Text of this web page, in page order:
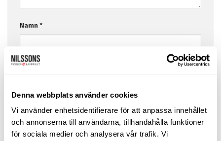
Denna webbplats använder cookies
Vi använder enhetsidentifierare för att anpassa innehållet
och annonserna till användarna, tillhandahålla funktioner
för sociala medier och analysera vår trafik. Vi
Namn*
Webbplats